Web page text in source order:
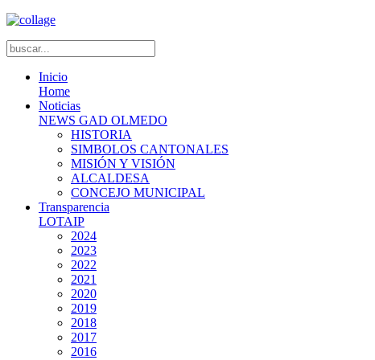
Inicio
Home
Noticias
NEWS GAD OLMEDO
HISTORIA
SIMBOLOS CANTONALES
MISIÓN Y VISIÓN
ALCALDESA
CONCEJO MUNICIPAL
Transparencia
LOTAIP
2024
2023
2022
2021
2020
2019
2018
2017
2016